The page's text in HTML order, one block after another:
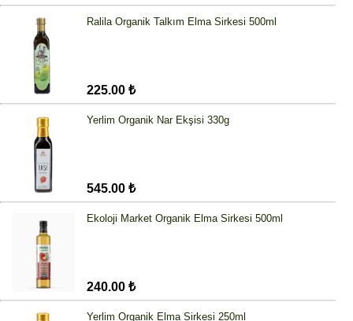
Ralila Organik Talkım Elma Sirkesi 500ml
225.00 ₺
Yerlim Organik Nar Ekşisi 330g
545.00 ₺
Ekoloji Market Organik Elma Sirkesi 500ml
240.00 ₺
Yerlim Organik Elma Sirkesi 250ml